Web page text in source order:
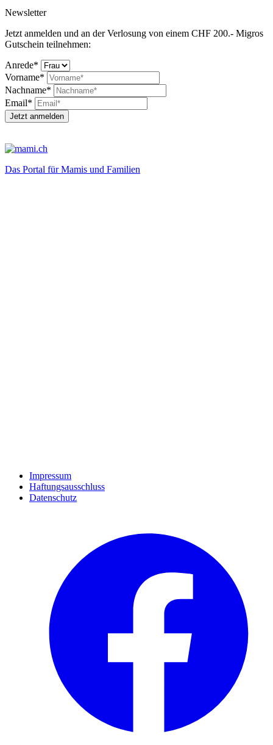
Newsletter
Jetzt anmelden und an der Verlosung von einem CHF 200.- Migros
Gutschein teilnehmen:
Anrede*
Vorname*
Nachname*
Email*
Jetzt anmelden
Das Portal für Mamis und Familien
Impressum
Haftungsausschluss
Datenschutz